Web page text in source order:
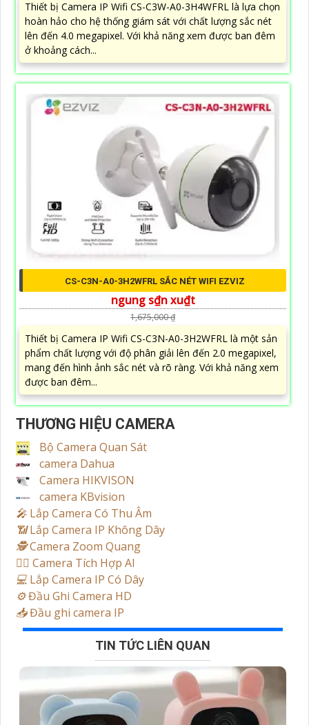
Thiết bị Camera IP Wifi CS-C3W-A0-3H4WFRL là lựa chọn
hoàn hảo cho hệ thống giám sát với chất lượng sắc nét
lên đến 4.0 megapixel. Với khả năng xem được ban đêm
ở khoảng cách...
CS-C3N-A0-3H2WFRL SẮC NÉT WIFI EZVIZ
ngung s₫n xu₫t
1,675,000 ₫
Thiết bị Camera IP Wifi CS-C3N-A0-3H2WFRL là một sản
phẩm chất lượng với độ phân giải lên đến 2.0 megapixel,
mang đến hình ảnh sắc nét và rõ ràng. Với khả năng xem
được ban đêm...
THƯƠNG HIỆU CAMERA
Bộ Camera Quan Sát
camera Dahua
Camera HIKVISON
camera KBvision
️🎤️ Lắp Camera Có Thu Âm
📶Lắp Camera IP Không Dây
🕵️Camera Zoom Quang
🧛‍♀️ Camera Tích Hợp AI
💻 Lắp Camera IP Có Dây
⚙️Đầu Ghi Camera HD
📥Đầu ghi camera IP
TIN TỨC LIÊN QUAN